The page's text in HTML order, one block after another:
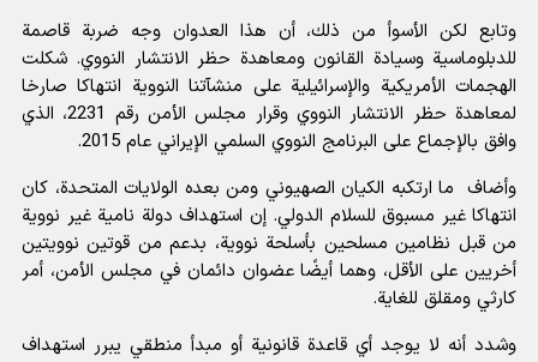
وتابع لكن الأسوأ من ذلك، أن هذا العدوان وجه ضربة قاصمة
للدبلوماسية وسيادة القانون ومعاهدة حظر الانتشار النووي. شكلت
الهجمات الأمريكية والإسرائيلية على منشآتنا النووية انتهاكا صارخا
لمعاهدة حظر الانتشار النووي وقرار مجلس الأمن رقم 2231، الذي
وافق بالإجماع على البرنامج النووي السلمي الإيراني عام 2015.
وأضاف ما ارتكبه الکیان الصهيوني ومن بعده الولايات المتحدة، كان
انتهاكا غير مسبوق للسلام الدولي. إن استهداف دولة نامية غير نووية
من قبل نظامين مسلحين بأسلحة نووية، بدعم من قوتين نوويتين
أخريين على الأقل، وهما أيضًا عضوان دائمان في مجلس الأمن، أمر
كارثي ومقلق للغاية.
وشدد أنه لا يوجد أي قاعدة قانونية أو مبدأ منطقي يبرر استهداف